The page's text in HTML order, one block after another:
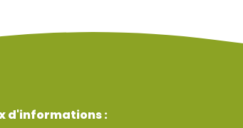
d'informations :